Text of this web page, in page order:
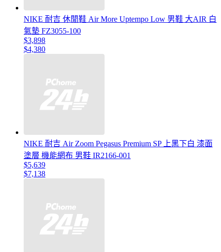
NIKE 耐吉 休閒鞋 Air More Uptempo Low 男鞋 大AIR 白
氣墊 FZ3055-100
$3,898
$4,380
NIKE 耐吉 Air Zoom Pegasus Premium SP 上黑下白 漆面
塗層 機能網布 男鞋 IR2166-001
$5,639
$7,138